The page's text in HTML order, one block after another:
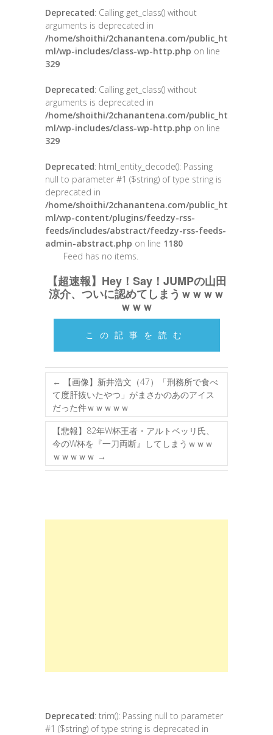
Deprecated: Calling get_class() without
arguments is deprecated in
/home/shoithi/2chanantena.com/public_ht
ml/wp-includes/class-wp-http.php on line
329
Deprecated: Calling get_class() without
arguments is deprecated in
/home/shoithi/2chanantena.com/public_ht
ml/wp-includes/class-wp-http.php on line
329
Deprecated: html_entity_decode(): Passing
null to parameter #1 ($string) of type string is
deprecated in
/home/shoithi/2chanantena.com/public_ht
ml/wp-content/plugins/feedzy-rss-
feeds/includes/abstract/feedzy-rss-feeds-
admin-abstract.php on line 1180
Feed has no items.
【超速報】Hey！Say！JUMPの山田
涼介、ついに認めてしまうｗｗｗｗ
ｗｗｗ
この記事を読む
←
【画像】新井浩文（47）「刑務所で食べ
て度肝抜いたやつ」がまさかのあのアイス
だった件ｗｗｗｗｗ
【悲報】82年W杯王者・アルトベッリ氏、
今のW杯を『一刀両断』してしまうｗｗｗ
ｗｗｗｗｗ →
Deprecated: trim(): Passing null to parameter
#1 ($string) of type string is deprecated in